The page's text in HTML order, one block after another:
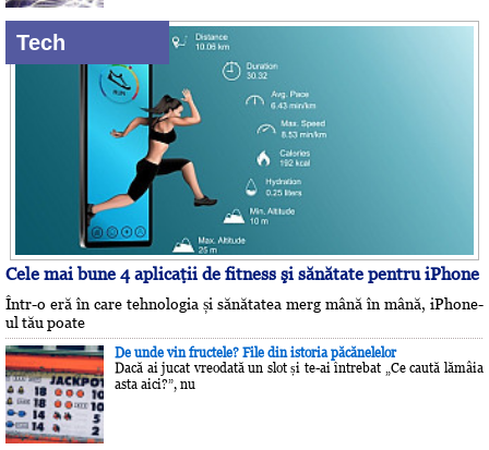
Tech
Cele mai bune 4 aplicaţii de fitness şi sănătate pentru iPhone
Într-o eră în care tehnologia și sănătatea merg mână în mână, iPhone-
ul tău poate
De unde vin fructele? File din istoria păcănelelor
Dacă ai jucat vreodată un slot și te-ai întrebat „Ce caută lămâia
asta aici?”, nu